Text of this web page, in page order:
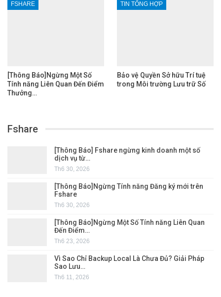
FSHARE
[Thông Báo]Ngừng Một Số
Tính năng Liên Quan Đến Điểm
Thưởng…
TIN TỔNG HỢP
Bảo vệ Quyền Sở hữu Trí tuệ
trong Môi trường Lưu trữ Số
Fshare
[Thông Báo] Fshare ngừng kinh doanh một số
dịch vụ từ…
Th6 30, 2026
[Thông Báo]Ngừng Tính năng Đăng ký mới trên
Fshare
Th6 30, 2026
[Thông Báo]Ngừng Một Số Tính năng Liên Quan
Đến Điểm…
Th6 23, 2026
Vì Sao Chỉ Backup Local Là Chưa Đủ? Giải Pháp
Sao Lưu…
Th6 11, 2026